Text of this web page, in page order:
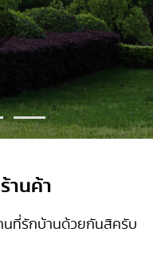
านค้า
นที่รักบ้านด้วยกันสิครับ